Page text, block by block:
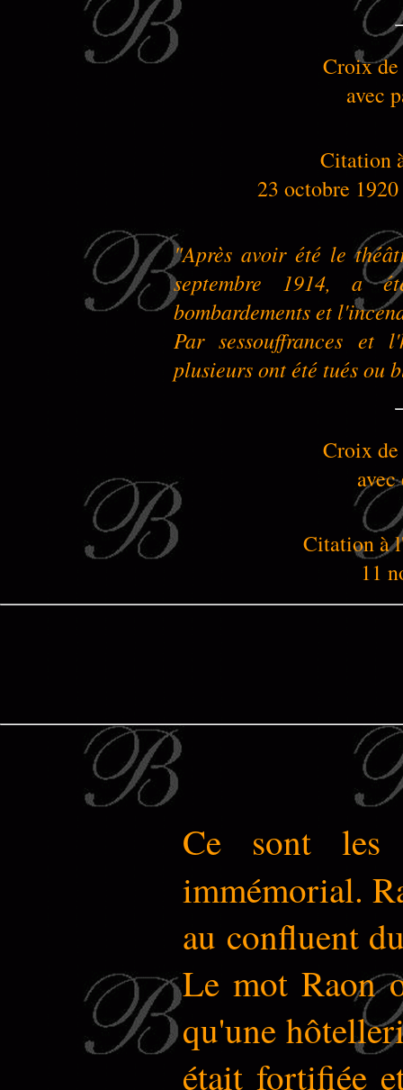
Croix
avec
Citation
23 octobre
"Après avoir été le
septembre 1914, a
bombardements et
Par sessouffrances et
plusieurs ont été tués ou
Croix
Citation à
11
Ce sont les
immémorial.
au confluent
Le mot Raon
qu'une
était fortifiée